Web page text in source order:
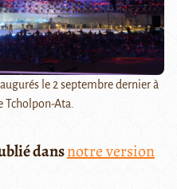
le 2 septembre dernier à
Tcholpon-Ata.
dansnotre version